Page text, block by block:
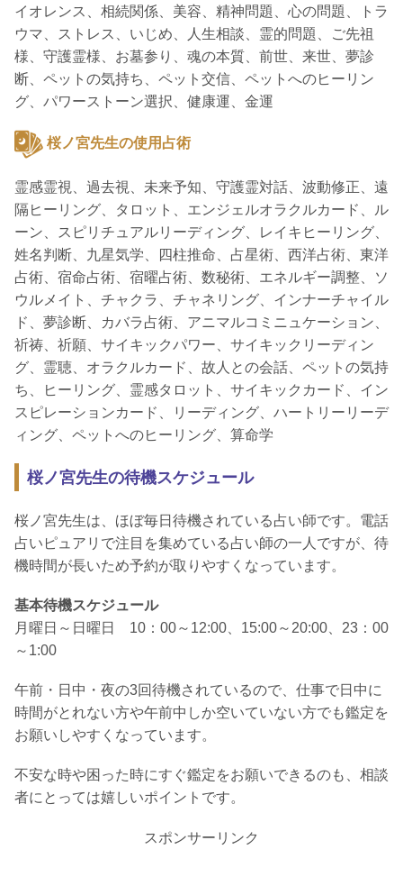
イオレンス、相続関係、美容、精神問題、心の問題、トラ
ウマ、ストレス、いじめ、人生相談、霊的問題、ご先祖
様、守護霊様、お墓参り、魂の本質、前世、来世、夢診
断、ペットの気持ち、ペット交信、ペットへのヒーリン
グ、パワーストーン選択、健康運、金運
桜ノ宮先生の使用占術
霊感霊視、過去視、未来予知、守護霊対話、波動修正、遠
隔ヒーリング、タロット、エンジェルオラクルカード、ル
ーン、スピリチュアルリーディング、レイキヒーリング、
姓名判断、九星気学、四柱推命、占星術、西洋占術、東洋
占術、宿命占術、宿曜占術、数秘術、エネルギー調整、ソ
ウルメイト、チャクラ、チャネリング、インナーチャイル
ド、夢診断、カバラ占術、アニマルコミニュケーション、
祈祷、祈願、サイキックパワー、サイキックリーディン
グ、霊聴、オラクルカード、故人との会話、ペットの気持
ち、ヒーリング、霊感タロット、サイキックカード、イン
スピレーションカード、リーディング、ハートリーリーデ
ィング、ペットへのヒーリング、算命学
桜ノ宮先生の待機スケジュール
桜ノ宮先生は、ほぼ毎日待機されている占い師です。電話
占いピュアリで注目を集めている占い師の一人ですが、待
機時間が長いため予約が取りやすくなっています。
基本待機スケジュール
月曜日～日曜日 10：00～12:00、15:00～20:00、23：00
～1:00
午前・日中・夜の3回待機されているので、仕事で日中に
時間がとれない方や午前中しか空いていない方でも鑑定を
お願いしやすくなっています。
不安な時や困った時にすぐ鑑定をお願いできるのも、相談
者にとっては嬉しいポイントです。
スポンサーリンク